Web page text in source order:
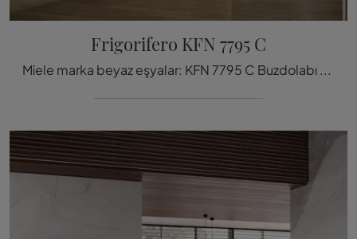
Frigorifero KFN 7795 C
Miele marka beyaz eşyalar: KFN 7795 C Buzdolabı gibi modeller hakkında daha fazla bilgi edinin ve her zaman hayalini kurduğunuz mutfağı tamamlay